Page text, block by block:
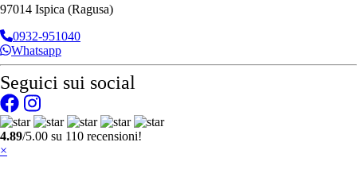
97014 Ispica (Ragusa)
0932-951040
Whatsapp
Seguici sui social
4.89/5.00 su 110 recensioni!
×